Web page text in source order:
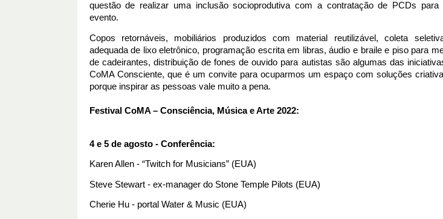
questão de realizar uma inclusão socioprodutiva com a contratação de PCDs para
evento.
Copos retornáveis, mobiliários produzidos com material reutilizável, coleta
adequada de lixo eletrônico, programação escrita em libras, áudio e braile e piso para
de cadeirantes, distribuição de fones de ouvido para autistas são algumas das
CoMA Consciente, que é um convite para ocuparmos um espaço com soluções
porque inspirar as pessoas vale muito a pena.
Festival CoMA – Consciência, Música e Arte 2022:
4 e 5 de agosto - Conferência:
Karen Allen - “Twitch for Musicians” (EUA)
Steve Stewart - ex-manager do Stone Temple Pilots (EUA)
Cherie Hu - portal Water & Music (EUA)